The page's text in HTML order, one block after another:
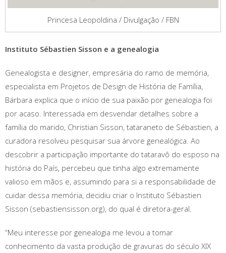
Princesa Leopoldina / Divulgação / FBN
Instituto Sébastien Sisson e a genealogia
Genealogista e designer, empresária do ramo de memória,
especialista em Projetos de Design de História de Família,
Bárbara explica que o início de sua paixão por genealogia foi
por acaso. Interessada em desvendar detalhes sobre a
família do marido, Christian Sisson, tataraneto de Sébastien, a
curadora resolveu pesquisar sua árvore genealógica. Ao
descobrir a participação importante do tataravô do esposo na
história do País, percebeu que tinha algo extremamente
valioso em mãos e, assumindo para si a responsabilidade de
cuidar dessa memória, decidiu criar o Instituto Sébastien
Sisson (sebastiensisson.org), do qual é diretora-geral.
“Meu interesse por genealogia me levou a tomar
conhecimento da vasta produção de gravuras do século XIX